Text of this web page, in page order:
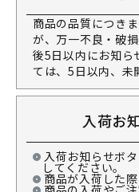
商品の品質につき
が、万一不良・破
後5日以内にお知ら
ては、5日以内、未
入荷お
入荷お知らせボ
してください。
商品が入荷した